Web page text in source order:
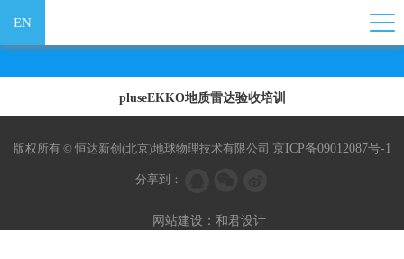
EN
pluseEKKO地质雷达验收培训
版权所有 © 恒达新创(北京)地球物理技术有限公司 京ICP备09012087号-1
分享到：
网站建设：和君设计